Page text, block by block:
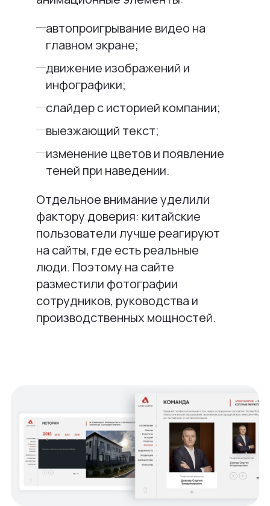
автопроигрывание видео на
главном экране;
движение изображений и
инфографики;
слайдер с историей компании;
выезжающий текст;
изменение цветов и появление
теней при наведении.
Отдельное внимание уделили
фактору доверия: китайские
пользователи лучше реагируют
на сайты, где есть реальные
люди. Поэтому на сайте
разместили фотографии
сотрудников, руководства и
производственных мощностей.